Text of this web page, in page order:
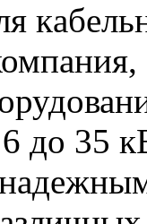
до 35